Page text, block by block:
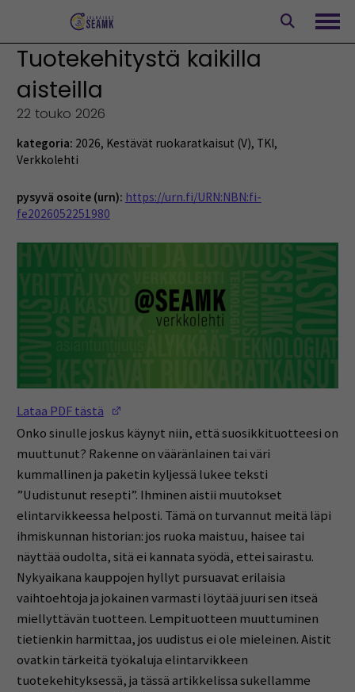
Tuotekehitystä kaikilla
aisteilla
22 touko 2026
kategoria: 2026, Kestävät ruokaratkaisut (V), TKI,
Verkkolehti
pysyvä osoite (urn): https://urn.fi/URN:NBN:fi-
fe2026052251980
Lataa PDF tästä
Onko sinulle joskus käynyt niin, että suosikkituotteesi on
muuttunut? Rakenne on vääränlainen tai väri
kummallinen ja paketin kyljessä lukee teksti
”Uudistunut resepti”. Ihminen aistii muutokset
elintarvikkeessa helposti. Tämä on turvannut meitä läpi
ihmiskunnan historian: jos ruoka maistuu, haisee tai
näyttää oudolta, sitä ei kannata syödä, ettei sairastu.
Nykyaikana kauppojen hyllyt pursuavat erilaisia
vaihtoehtoja ja jokainen varmasti löytää juuri sen itseä
miellyttävän tuotteen. Lempituotteen muuttuminen
tietienkin harmittaa, jos uudistus ei ole mieleinen. Aistit
ovatkin tärkeitä työkaluja elintarvikkeen
tuotekehityksessä, ja tässä artikkelissa sukellamme